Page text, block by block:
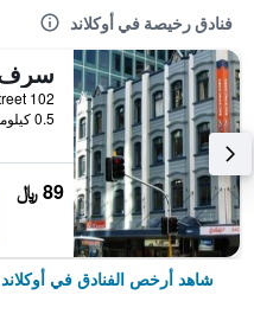
فنادق رخيصة في أوكلاند
0.5 كيلومتر عن وسط المدينة
89 ﷼
شاهد أرخص الفنادق في أوكلاند